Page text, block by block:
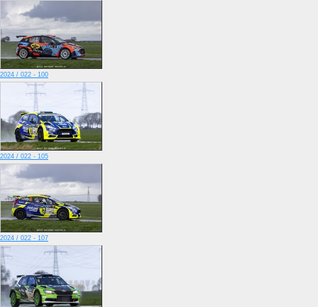
2024 / 022 - 100
2024 / 022 - 105
2024 / 022 - 107